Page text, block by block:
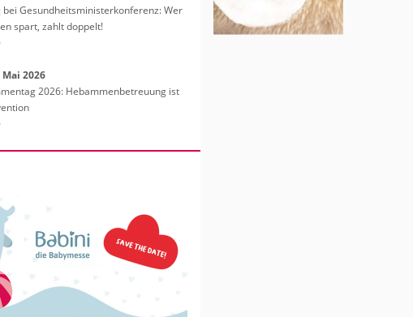
bei Ge­sund­heits­mi­nis­ter­kon­fe­renz: Wer
spart, zahlt dop­pelt!
2026
2026: Heb­am­men­be­treu­ung ist